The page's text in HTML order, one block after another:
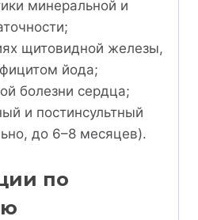
минеральной и
щитовидной железы,
йода;
болезни сердца;
и постинсультный
до 6–8 месяцев).
по